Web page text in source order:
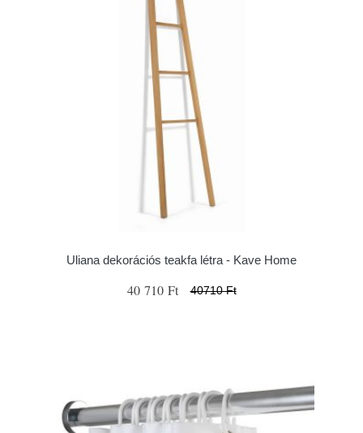
Uliana dekorációs teakfa létra - Kave Home
40 710 Ft 40710 Ft